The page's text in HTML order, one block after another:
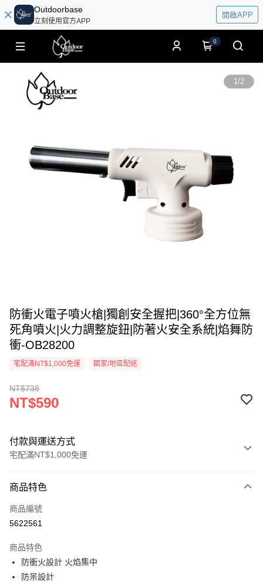
Outdoorbase
立刻使用官方APP
開啟APP
0
1/2
防衝火電子噴火槍|獨創安全握把|360°全方位無
死角噴火|火力調整旋鈕|防著火安全系統|焰舞防
衝-OB28200
宅配滿NT$1,000免運 國家/地區配送
NT$738
NT$590
付款與運送方式
宅配滿NT$1,000免運
信用卡一次付款
LINE Pay
街口支付
悠遊付
商品特色
商品編號
5622561
商品特色
防衝火設計 火焰集中
防呆設計